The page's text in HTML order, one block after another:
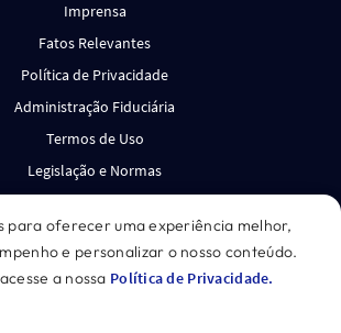
para oferecer uma experiência melhor,
e personalizar o nosso conteúdo.
a nossa Política de Privacidade.
Imprensa
Fatos Relevantes
Política de Privacidade
Administração Fiduciária
Termos de Uso
Legislação e Normas